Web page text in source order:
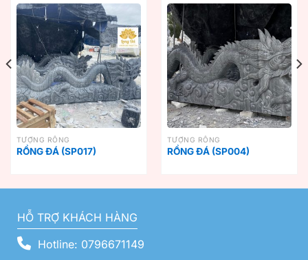
TƯỢNG RỒNG
RỒNG ĐÁ (SP017)
TƯỢNG RỒNG
RỒNG ĐÁ (SP004)
HỖ TRỢ KHÁCH HÀNG
Hotline: 0796671149